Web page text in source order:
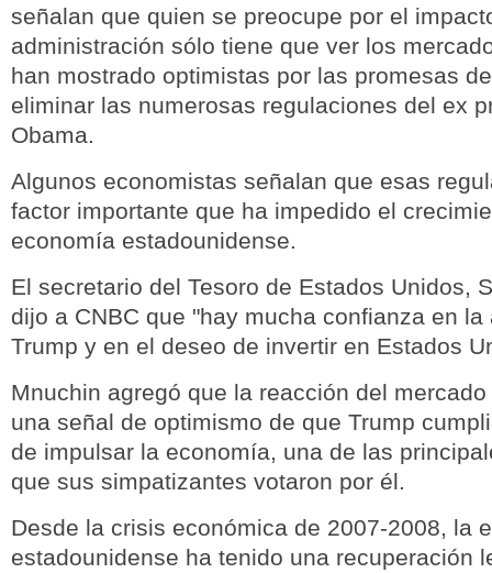
señalan que quien se preocupe por el
administración sólo tiene que ver los
han mostrado optimistas por las promesas
eliminar las numerosas regulaciones del ex
Obama.
Algunos economistas señalan que esas
factor importante que ha impedido el
economía estadounidense.
El secretario del Tesoro de Estados Unidos,
dijo a CNBC que "hay mucha confianza en
Trump y en el deseo de invertir en Estados
Mnuchin agregó que la reacción del
una señal de optimismo de que Trump
de impulsar la economía, una de las
que sus simpatizantes votaron por él.
Desde la crisis económica de 2007-2008, la
estadounidense ha tenido una recuperación